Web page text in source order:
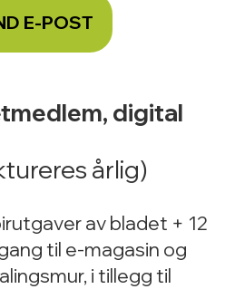
E-POST
digital
årlig)
av bladet + 12
til e-magasin og
i tillegg til